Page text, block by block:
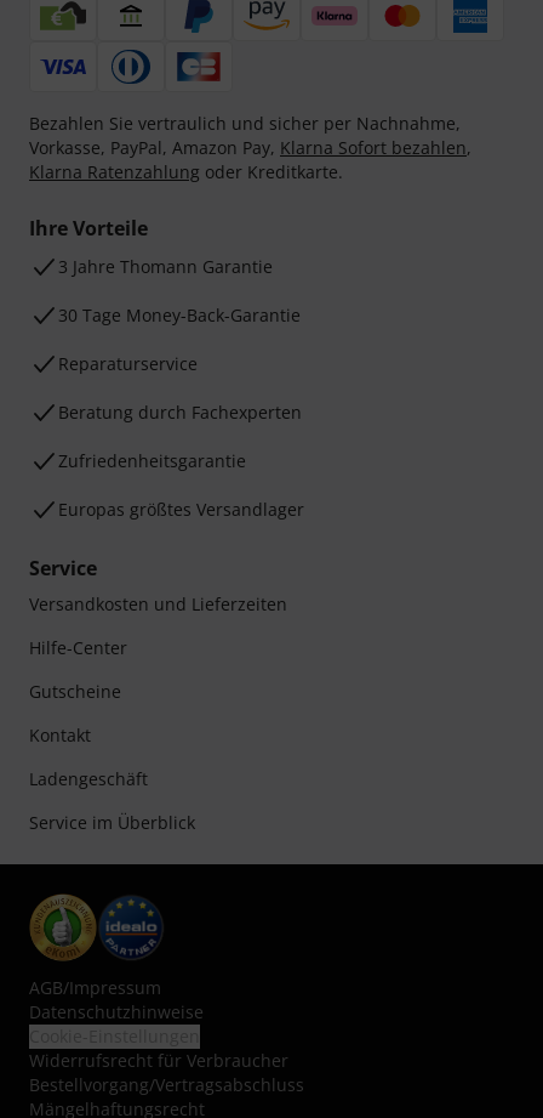
Bezahlen Sie vertraulich und sicher per Nachnahme,
Vorkasse, PayPal, Amazon Pay, Klarna Sofort bezahlen,
Klarna Ratenzahlung oder Kreditkarte.
Ihre Vorteile
3 Jahre Thomann Garantie
30 Tage Money-Back-Garantie
Reparaturservice
Beratung durch Fachexperten
Zufriedenheitsgarantie
Europas größtes Versandlager
Service
Versandkosten und Lieferzeiten
Hilfe-Center
Gutscheine
Kontakt
Ladengeschäft
Service im Überblick
AGB/Impressum
Datenschutzhinweise
Widerrufsrecht für Verbraucher
Bestellvorgang/Vertragsabschluss
Mängelhaftungsrecht